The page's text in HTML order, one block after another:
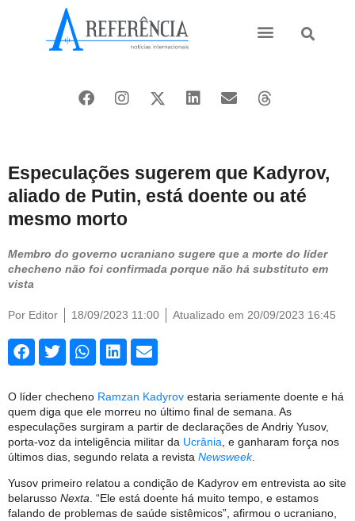
Especulações sugerem que Kadyrov,
aliado de Putin, está doente ou até
mesmo morto
Membro do governo ucraniano sugere que a morte do líder
checheno não foi confirmada porque não há substituto em
vista
Por Editor 18/09/2023 11:00 Atualizado em 20/09/2023 16:45
O líder checheno Ramzan Kadyrov estaria seriamente doente e há
quem diga que ele morreu no último final de semana. As
especulações surgiram a partir de declarações de Andriy Yusov,
porta-voz da inteligência militar da Ucrânia , e ganharam força nos
últimos dias, segundo relata a revista Newsweek.
Yusov primeiro relatou a condição de Kadyrov em entrevista ao site
belarusso Nexta. “Ele está doente há muito tempo, e estamos
falando de problemas de saúde sistêmicos”, afirmou o ucraniano,